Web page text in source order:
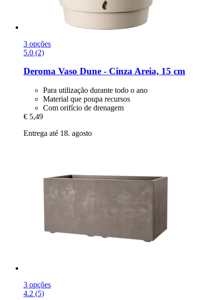
3 opções
5.0 (2)
Deroma Vaso Dune -​ Cinza Areia, 15 cm
Para utilização durante todo o ano
Material que poupa recursos
Com orifício de drenagem
€ 5,49
Entrega até 18. agosto
3 opções
4.2 (5)